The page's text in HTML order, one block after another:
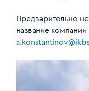
Предварительно
название